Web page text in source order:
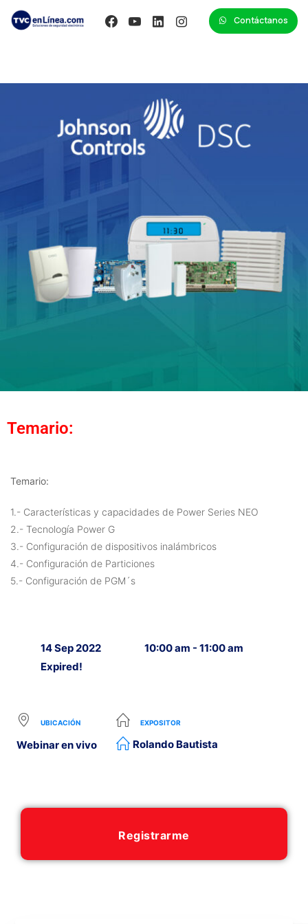
Contáctanos
Temario:
Temario:
1.- Características y capacidades de Power Series NEO
2.- Tecnología Power G
3.- Configuración de dispositivos inalámbricos
4.- Configuración de Particiones
5.- Configuración de PGM´s
14 Sep 2022
Expired!
10:00 am - 11:00 am
UBICACIÓN
Webinar en vivo
EXPOSITOR
Rolando Bautista
Registrarme